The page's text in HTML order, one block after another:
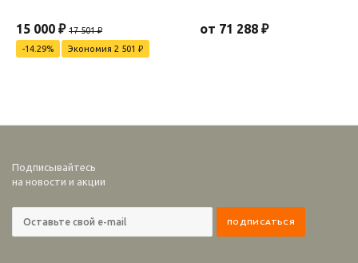
15 000 ₽ 17 501 ₽
-14.29%
Экономия 2 501 ₽
от 71 288 ₽
Подписывайтесь
на новости и акции